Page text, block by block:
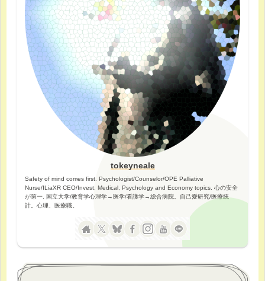
tokeyneale
Safety of mind comes first. Psychologist/Counselor/OPE Palliative
Nurse/ILiaXR CEO/Invest. Medical, Psychology and Economy topics. 心の安全
が第一. 国立大学/教育学心理学→医学/看護学→総合病院。自己愛研究/医療統
計。心理、医療職。